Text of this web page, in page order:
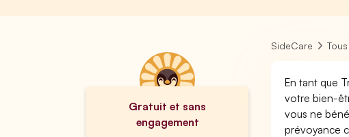
Gratuit et sans
engagement
SideCare
En tant que
votre bien-
vous ne
prévoyance